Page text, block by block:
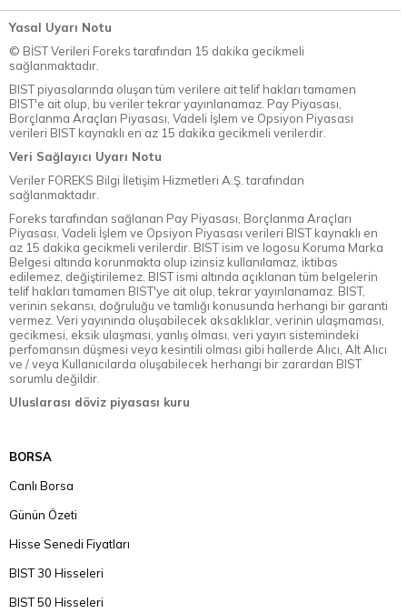
Yasal Uyarı Notu
© BİST Verileri Foreks tarafından 15 dakika gecikmeli
sağlanmaktadır.
BIST piyasalarında oluşan tüm verilere ait telif hakları tamamen
BIST'e ait olup, bu veriler tekrar yayınlanamaz. Pay Piyasası,
Borçlanma Araçları Piyasası, Vadeli İşlem ve Opsiyon Piyasası
verileri BIST kaynaklı en az 15 dakika gecikmeli verilerdir.
Veri Sağlayıcı Uyarı Notu
Veriler FOREKS Bilgi İletişim Hizmetleri A.Ş. tarafından
sağlanmaktadır.
Foreks tarafından sağlanan Pay Piyasası, Borçlanma Araçları
Piyasası, Vadeli İşlem ve Opsiyon Piyasası verileri BIST kaynaklı en
az 15 dakika gecikmeli verilerdir. BIST isim ve logosu Koruma Marka
Belgesi altında korunmakta olup izinsiz kullanılamaz, iktibas
edilemez, değiştirilemez. BIST ismi altında açıklanan tüm belgelerin
telif hakları tamamen BIST'ye ait olup, tekrar yayınlanamaz. BIST,
verinin sekansı, doğruluğu ve tamlığı konusunda herhangi bir garanti
vermez. Veri yayınında oluşabilecek aksaklıklar, verinin ulaşmaması,
gecikmesi, eksik ulaşması, yanlış olması, veri yayın sistemindeki
perfomansın düşmesi veya kesintili olması gibi hallerde Alıcı, Alt Alıcı
ve / veya Kullanıcılarda oluşabilecek herhangi bir zarardan BIST
sorumlu değildir.
Uluslarası döviz piyasası kuru
BORSA
Canlı Borsa
Günün Özeti
Hisse Senedi Fiyatları
BIST 30 Hisseleri
BIST 50 Hisseleri